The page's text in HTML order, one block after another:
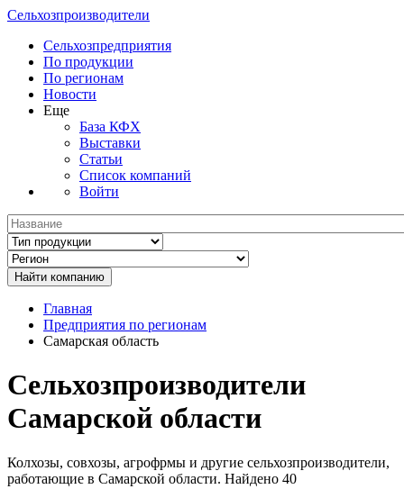
Сельхозпроизводители
Сельхозпредприятия
По продукции
По регионам
Новости
Еще
База КФХ
Выставки
Статьи
Список компаний
Войти
Главная
Предприятия по регионам
Самарская область
Сельхозпроизводители
Самарской области
Колхозы, совхозы, агрофрмы и другие сельхозпроизводители,
работающие в Самарской области. Найдено 40